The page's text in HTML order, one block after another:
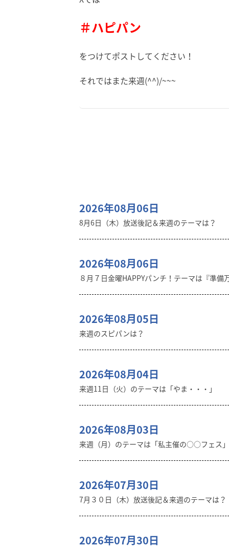
＃ハピパン
をつけてポストしてください！
それではまた来週(^^)/~~~
2026年08月06日
8月6日（木）放送後記＆来週のテーマは？
2026年08月06日
８月７日金曜HAPPYパンチ！テーマは『準備
2026年08月05日
来週のスピパンは？
2026年08月04日
来週11日（火）のテーマは「やま・・・」
2026年08月03日
来週（月）のテーマは「私主催の○○フェス」
2026年07月30日
7月３０日（木）放送後記＆来週のテーマは？
2026年07月30日